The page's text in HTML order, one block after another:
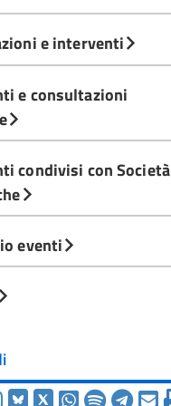
e interventi
e consultazioni
condivisi con Società
eventi